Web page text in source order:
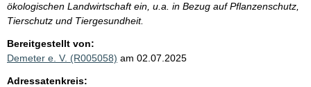
ökologischen Landwirtschaft ein, u.a. in Bezug auf Pflanzenschutz,
Tierschutz und Tiergesundheit.
Bereitgestellt von:
Demeter e. V. (R005058) am 02.07.2025
Adressatenkreis: